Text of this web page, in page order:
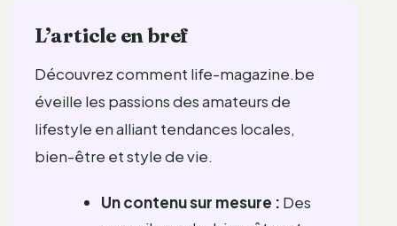
L’article en bref
Découvrez comment life-magazine.be
éveille les passions des amateurs de
lifestyle en alliant tendances locales,
bien-être et style de vie.
Un contenu sur mesure : Des